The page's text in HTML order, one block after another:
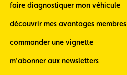
faire diagnostiquer mon véhicule
découvrir mes avantages membres
commander une vignette
m'abonner aux newsletters